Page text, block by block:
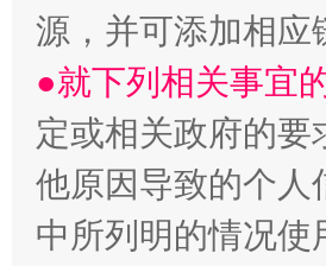
全民健身五年计划来了！等你上
源，并可添加相应
●就下列相关事宜
定或相关政府的
他原因导致的个人
中所列明的情况使